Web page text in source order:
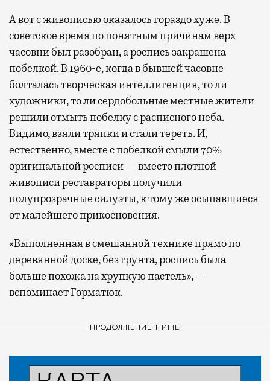
А вот с живописью оказалось гораздо хуже. В
советское время по понятным причинам верх
часовни был разобран, а роспись закрашена
побелкой. В 1960-е, когда в бывшей часовне
болталась творческая интеллигенция, то ли
художники, то ли сердобольные местные жители
решили отмыть побелку с расписного неба.
Видимо, взяли тряпки и стали тереть. И,
естественно, вместе с побелкой смыли 70%
оригинальной росписи — вместо плотной
живописи реставраторы получили
полупрозрачные силуэты, к тому же осыпавшиеся
от малейшего прикосновения.
«Выполненная в смешанной технике прямо по
деревянной доске, без грунта, роспись была
больше похожа на хрупкую пастель», —
вспоминает Горматюк.
ПРОДОЛЖЕНИЕ НИЖЕ